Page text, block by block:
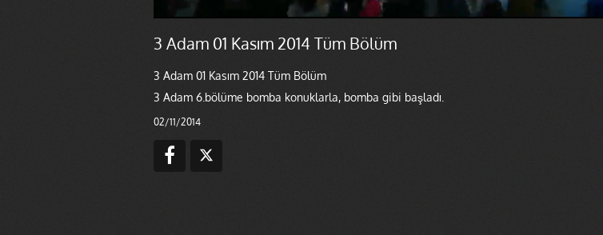
3 Adam 01 Kasım 2014 Tüm Bölüm
3 Adam 01 Kasım 2014 Tüm Bölüm
3 Adam 6.bölüme bomba konuklarla, bomba gibi başladı.
02/11/2014